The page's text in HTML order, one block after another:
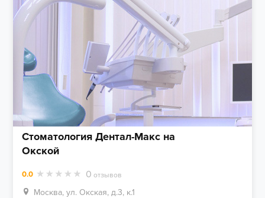
Стоматология Дентал-Макс на
Окской
0.0 0 отзывов
Москва, ул. Окская, д.3, к.1